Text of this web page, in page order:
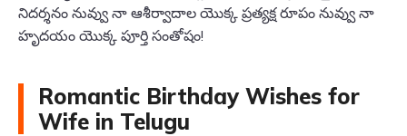
నిదర్శనం నువ్వు నా ఆశీర్వాదాల యొక్క ప్రత్యక్ష రూపం నువ్వు నా
హృదయం యొక్క పూర్తి సంతోషం!
Romantic Birthday Wishes for
Wife in Telugu